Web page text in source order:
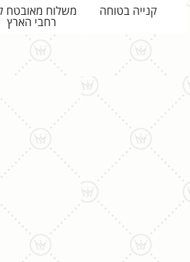
קנייה בטוחה
משלוח מאובטח
רחבי הארץ